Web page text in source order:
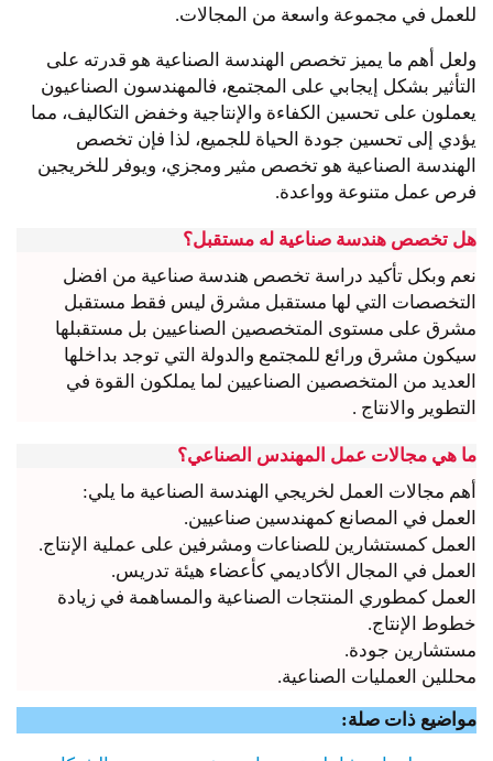
للعمل في مجموعة واسعة من المجالات.
ولعل أهم ما يميز تخصص الهندسة الصناعية هو قدرته على
التأثير بشكل إيجابي على المجتمع، فالمهندسون الصناعيون
يعملون على تحسين الكفاءة والإنتاجية وخفض التكاليف، مما
يؤدي إلى تحسين جودة الحياة للجميع، لذا فإن تخصص
الهندسة الصناعية هو تخصص مثير ومجزي، ويوفر للخريجين
فرص عمل متنوعة وواعدة.
هل تخصص هندسة صناعية له مستقبل؟
نعم وبكل تأكيد دراسة تخصص هندسة صناعية من افضل
التخصصات التي لها مستقبل مشرق ليس فقط مستقبل
مشرق على مستوى المتخصصين الصناعيين بل مستقبلها
سيكون مشرق ورائع للمجتمع والدولة التي توجد بداخلها
العديد من المتخصصين الصناعيين لما يملكون القوة في
التطوير والانتاج .
ما هي مجالات عمل المهندس الصناعي؟
أهم مجالات العمل لخريجي الهندسة الصناعية ما يلي:
العمل في المصانع كمهندسين صناعيين.
العمل كمستشارين للصناعات ومشرفين على عملية الإنتاج.
العمل في المجال الأكاديمي كأعضاء هيئة تدريس.
العمل كمطوري المنتجات الصناعية والمساهمة في زيادة
خطوط الإنتاج.
مستشارين جودة.
محللين العمليات الصناعية.
مواضيع ذات صلة: